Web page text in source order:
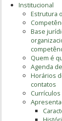
Institucional
Estrutura
Base
Quem é
Agenda
Horários
contatos
Currículos